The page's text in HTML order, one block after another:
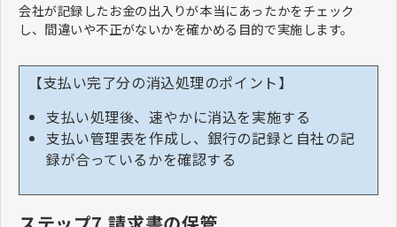
会社が記録したお金の出入りが本当にあったかをチェック
し、間違いや不正がないかを確かめる目的で実施します。
【支払い完了分の消込処理のポイント】
支払い処理後、速やかに消込を実施する
支払い管理表を作成し、銀行の記録と自社の記
録が合っているかを確認する